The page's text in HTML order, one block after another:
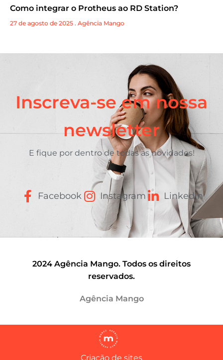
Como integrar o Protheus ao RD Station?
27 de agosto de 2025 . Agência Mango
Inscreva-se em nossa
newsletter
E fique por dentro de todas as novidades!
Facebook Instagram Linkedin
2024 Agência Mango. Todos os direitos
reservados.
Agência Mango
Criação de sites